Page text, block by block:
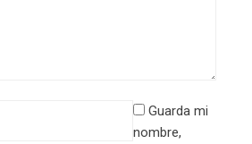
Guarda mi
nombre,